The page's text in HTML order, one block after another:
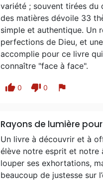
variété ; souvent tirées du
des matières dévoile 33
simple et authentique. Un
perfections de Dieu, et
accomplie pour ce livre
connaître "face à face".
thumb_up 0 thumb_down 0 flag
Rayons de lumière
Un livre à découvrir et à
élève notre esprit et notre
louper ses exhortations,
beaucoup de justesse sur